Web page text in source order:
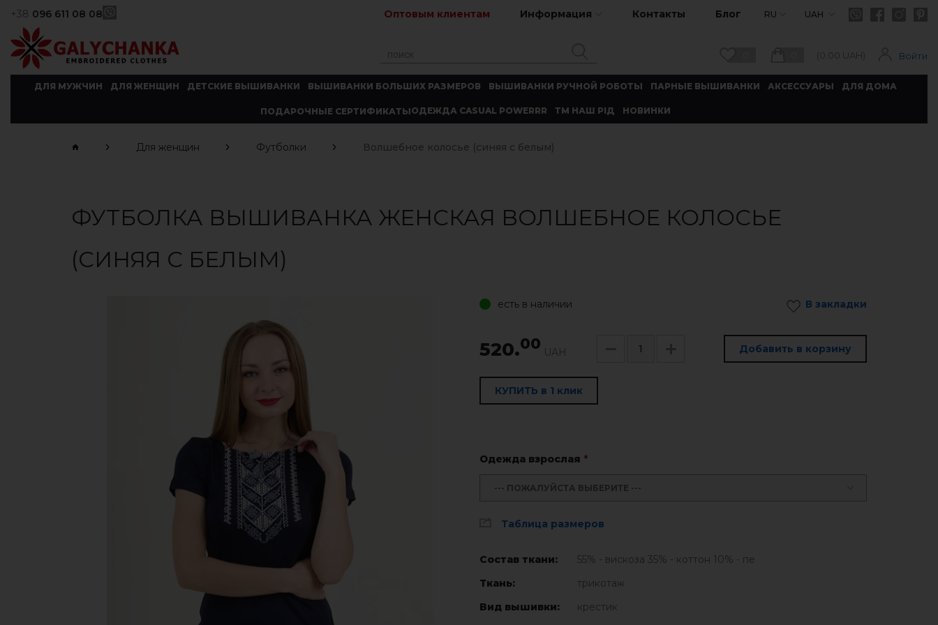
+38 096 611 08 08 Оптовым клиентам Информация Контакты Блог RU UAH
(0.00 UAH) Войти
ДЛЯ МУЖЧИН ДЛЯ ЖЕНЩИН ДЕТСКИЕ ВЫШИВАНКИ ВЫШИВАНКИ БОЛЬШИХ РАЗМЕРОВ ВЫШИВАНКИ РУЧНОЙ РОБОТЫ ПАРНЫЕ ВЫШИВАНКИ АКСЕССУАРЫ ДЛЯ ДОМА
ПОДАРОЧНЫЕ СЕРТИФИКАТЫОДЕЖДА CASUAL POWERRR ТМ НАШ РІД НОВИНКИ
Для женщин Футболки Волшебное колосье (синяя с белым)
ФУТБОЛКА ВЫШИВАНКА ЖЕНСКАЯ ВОЛШЕБНОЕ КОЛОСЬЕ
(СИНЯЯ С БЕЛЫМ)
есть в наличии В закладки
520.00 UAH Добавить в корзину
КУПИТЬ в 1 клик
Одежда взрослая *
--- ПОЖАЛУЙСТА ВЫБЕРИТЕ ---
Таблица размеров
Состав ткани:
55% - вискоза 35% - коттон 10% - пе
Ткань:
трикотаж
Вид вышивки:
крестик